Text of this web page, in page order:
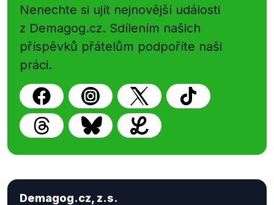
Nenechte si ujít nejnovější události
z Demagog.cz. Sdílením našich
příspěvků přátelům podpoříte naši
práci.
Demagog.cz, z.s.